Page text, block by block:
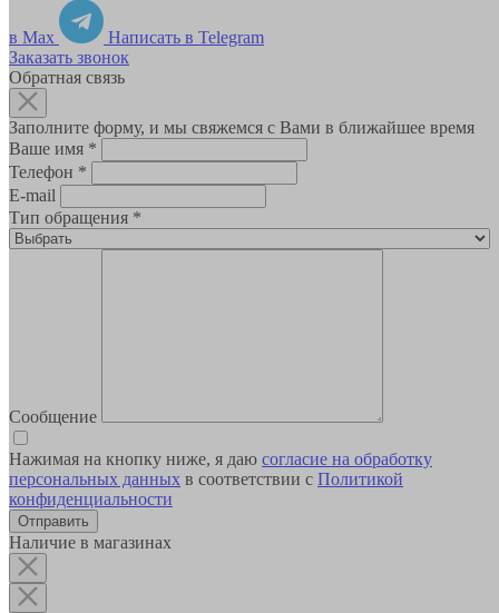
в Max
Написать в Telegram
Заказать звонок
Обратная связь
Заполните форму, и мы свяжемся с Вами в ближайшее время
Ваше имя *
Телефон *
E-mail
Тип обращения *
Сообщение
Нажимая на кнопку ниже, я даю согласие на обработку
персональных данных в соответствии с Политикой
конфиденциальности
Наличие в магазинах